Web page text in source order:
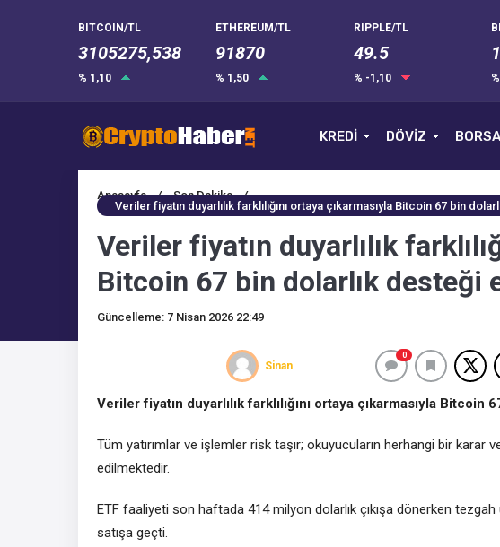
BITCOIN/TL
3105275,538
% 1,10
ETHEREUM/TL
91870
% 1,50
RIPPLE/TL
49.5
% -1,10
KREDİ DÖVİZ BORSA
Anasayfa / Son Dakika
/
Veriler fiyatın duyarlılık farklılığını ortaya çıkarmasıyla Bitcoin 67 bin
Veriler fiyatın duyarlılık
Bitcoin 67 bin dolarlık desteği
Güncelleme: 7 Nisan 2026 22:49
Sinan
0
Veriler fiyatın duyarlılık farklılığını ortaya çıkarmasıyla
Tüm yatırımlar ve işlemler risk taşır; okuyucuların herhangi bir karar
edilmektedir.
ETF faaliyeti son haftada 414 milyon dolarlık çıkışa dönerken
satışa geçti.